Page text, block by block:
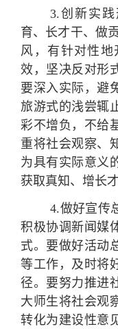
3.创新实践
育、长才干、做
风，有针对性
效，坚决反对形
要深入实际，避
旅游式的浅尝辄
彩不增负，不给
重将社会观察、
为具有实际意义
获取真知、增长才
4.做好宣传
积极协调新闻媒
式。要做好活动
等工作，及时将
径。要努力推进
大师生将社会观
转化为建设性意